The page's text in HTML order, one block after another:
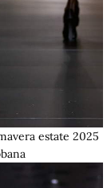
estate 2025